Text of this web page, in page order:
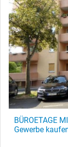
BÜROETAGE
Gewerbe